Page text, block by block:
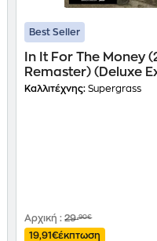
Best Seller
In It For The Money
Remaster) (Deluxe
Edition)
Καλλιτέχνης: Supergrass
Αρχική:29,90€
19,91€έκπτωση